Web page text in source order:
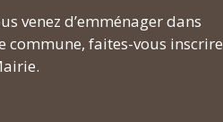
venez d’emménager dans
commune, faites-vous inscrire